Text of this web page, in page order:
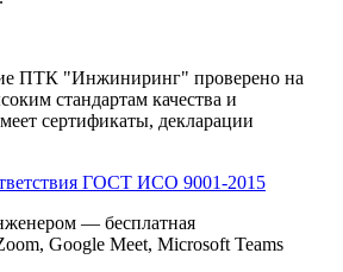
ПТК "Инжиниринг" проверено на
стандартам качества и
сертификаты, декларации
ГОСТ ИСО 9001-2015
— бесплатная
Google Meet, Microsoft Teams